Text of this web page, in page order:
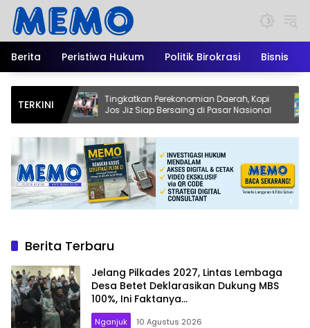
Langsung
konten
Berita
Peristiwa Hukum Politik Birokrasi Bisnis
TERKINI
Tingkatkan Perekonomian Daerah, Kopi
Jos Jiz Siap Bersaing di Pasar Nasional
Jadi
Berita Terbaru
Jelang Pilkades 2027, Lintas Lembaga
Desa Betet Deklarasikan Dukung MBS
100%, Ini Faktanya…
Nganjuk 10 Agustus 2026